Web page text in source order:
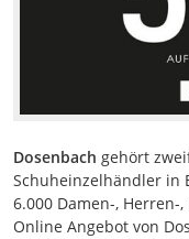
Dosenbach gehört
Schuheinzelhändler in
6.000 Damen-,
Online Angebot von